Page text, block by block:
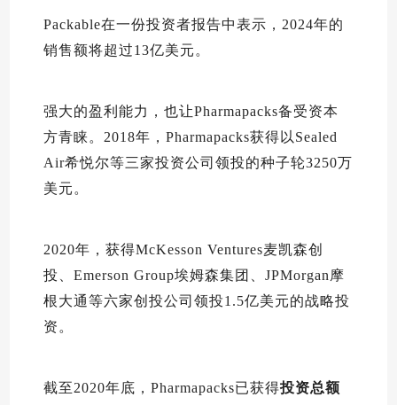
Packable在一份投资者报告中表示，2024年的
销售额将超过13亿美元。
强大的盈利能力，也让Pharmapacks备受资本
方青睐。2018年，Pharmapacks获得以Sealed
Air希悦尔等三家投资公司领投的种子轮3250万
美元。
2020年，获得McKesson Ventures麦凯森创
投、Emerson Group埃姆森集团、JPMorgan摩
根大通等六家创投公司领投1.5亿美元的战略投
资。
截至2020年底，Pharmapacks已获得投资总额